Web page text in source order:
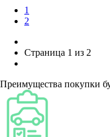
1
2
Страница 1 из 2
Преимущества покупки